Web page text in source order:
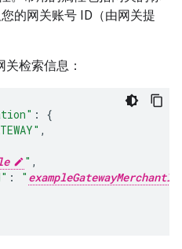
的网关账号 ID（由网关提
检索信息：
:
{
,
" ,
: " exampleGatewayMerchantId